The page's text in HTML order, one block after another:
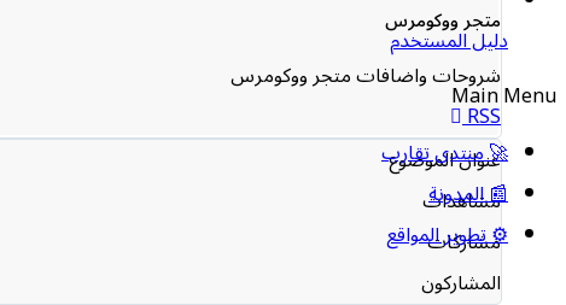
دليل المستخدم
Main Menu
🚀 منتدى تقارب
📰 المدونة
⚙️ تطوير المواقع
متجر ووكومرس
شروحات واضافات متجر ووكومرس
RSS
عنوان الموضوع
مشاهدات
مشاركات
المشاركون